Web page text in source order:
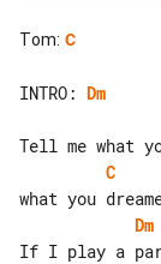
Tom: C
INTRO: Dm
C
Dm